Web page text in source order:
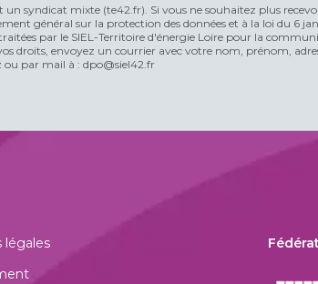
un syndicat mixte (te42.fr). Si vous ne souhaitez plus
général sur la protection des données et à la loi du 6
par le SIEL-Territoire d'énergie Loire pour la
droits, envoyez un courrier avec votre nom, prénom,
par mail à : dpo@siel42.fr
légales